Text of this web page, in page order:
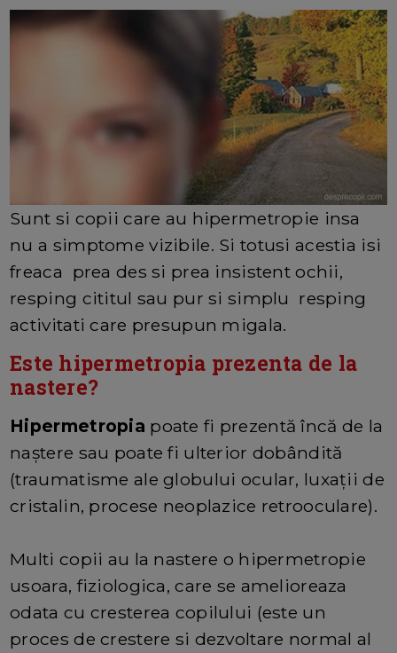
Sunt si copii care au hipermetropie insa
nu a simptome vizibile. Si totusi acestia isi
freaca prea des si prea insistent ochii,
resping cititul sau pur si simplu resping
activitati care presupun migala.
Este hipermetropia prezenta de la
nastere?
Hipermetropia poate fi prezentă încă de la
naştere sau poate fi ulterior dobândită
(traumatisme ale globului ocular, luxaţii de
cristalin, procese neoplazice retrooculare).
Multi copii au la nastere o hipermetropie
usoara, fiziologica, care se amelioreaza
odata cu cresterea copilului (este un
proces de crestere si dezvoltare normal al